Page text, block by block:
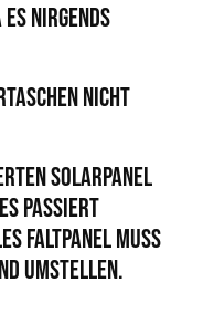
nirgends
nicht
Solarpanel
passiert
Faltpanel muss
umstellen.